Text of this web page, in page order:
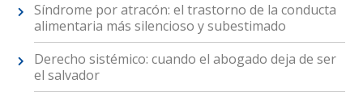
Síndrome por atracón: el trastorno de la conducta
alimentaria más silencioso y subestimado
Derecho sistémico: cuando el abogado deja de ser
el salvador